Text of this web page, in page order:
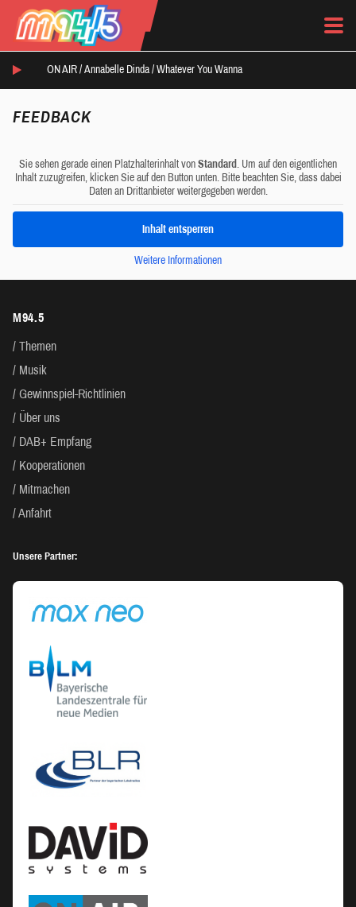
ON AIR / Annabelle Dinda/ Whatever You Wanna
FEEDBACK
Sie sehen gerade einen Platzhalterinhalt von Standard . Um auf den eigentlichen
Inhalt zuzugreifen, klicken Sie auf den Button unten. Bitte beachten Sie, dass dabei
Daten an Drittanbieter weitergegeben werden.
Inhalt entsperren
Weitere Informationen
M94.5
Themen
Musik
Gewinnspiel-Richtlinien
Über uns
DAB+ Empfang
Kooperationen
Mitmachen
Anfahrt
Unsere Partner: